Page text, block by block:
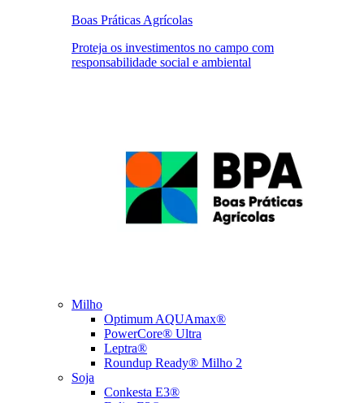
Boas Práticas Agrícolas
Proteja os investimentos no campo com
responsabilidade social e ambiental
Milho
Optimum AQUAmax®
PowerCore® Ultra
Leptra®
Roundup Ready® Milho 2
Soja
Conkesta E3®